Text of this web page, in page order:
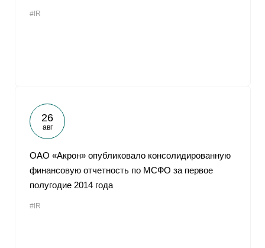
#IR
26
авг
ОАО «Акрон» опубликовало консолидированную
финансовую отчетность по МСФО за первое
полугодие 2014 года
#IR